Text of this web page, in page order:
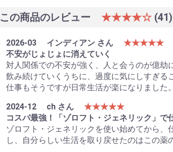
この商品のレビュー ★★★★☆ (41)
2026-03 インディアン さん
★★★★★
不安がじょじょに消えていく
対人関係での不安が強く、人と会うのが億劫
飲み続けていくうちに、過度に気にしすぎる
仕事もそうですが日常生活が楽になりました。
2024-12
ch さん
★★★★★
コスパ最強！「ゾロフト・ジェネリック」で
ゾロフト・ジェネリックを使い始めてから
し、自分らしい生活を取り戻せたのはこの薬